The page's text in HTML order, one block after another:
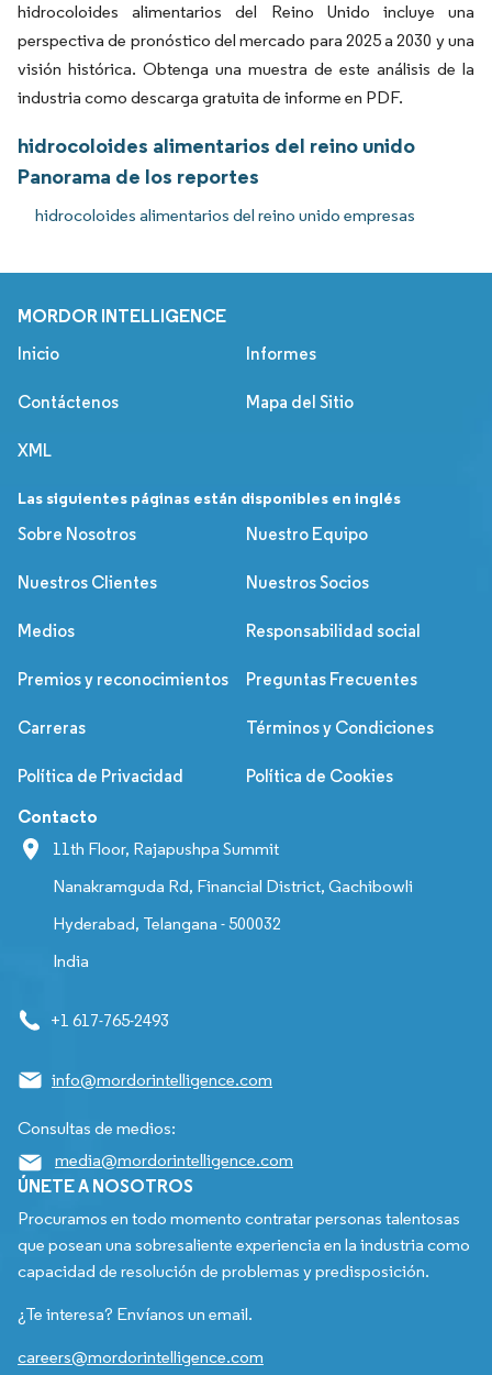
hidrocoloides alimentarios del Reino Unido incluye una
perspectiva de pronóstico del mercado para 2025 a 2030 y una
visión histórica. Obtenga una muestra de este análisis de la
industria como descarga gratuita de informe en PDF.
hidrocoloides alimentarios del reino unido
Panorama de los reportes
hidrocoloides alimentarios del reino unido empresas
MORDOR INTELLIGENCE
Inicio Informes
Contáctenos Mapa del Sitio
XML
Las siguientes páginas están disponibles en inglés
Sobre Nosotros
Nuestro Equipo
Nuestros Clientes Nuestros Socios
Medios Responsabilidad social
Premios y reconocimientos Preguntas Frecuentes
Carreras Términos y Condiciones
Política de Privacidad Política de Cookies
Contacto
11th Floor, Rajapushpa Summit
Nanakramguda Rd, Financial District, Gachibowli
Hyderabad, Telangana - 500032
India
+1 617-765-2493
info@mordorintelligence.com
Consultas de medios:
media@mordorintelligence.com
ÚNETE A NOSOTROS
Procuramos en todo momento contratar personas talentosas
que posean una sobresaliente experiencia en la industria como
capacidad de resolución de problemas y predisposición.
¿Te interesa? Envíanos un email.
careers@mordorintelligence.com